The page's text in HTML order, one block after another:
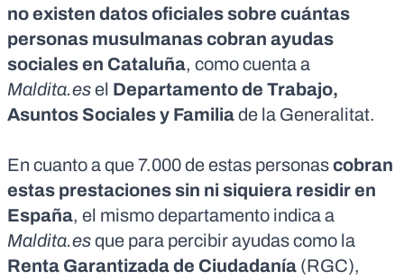
no existen datos oficiales sobre cuántas
personas musulmanas cobran ayudas
sociales en Cataluña, como cuenta a
Maldita.esel Departamento de Trabajo,
Asuntos Sociales y Familiade la Generalitat.
En cuanto a que 7.000 de estas personascobran
estas prestaciones sin ni siquiera residir en
España, el mismo departamento indica a
Maldita.esque para percibir ayudas como la
Renta Garantizada de Ciudadanía (RGC),